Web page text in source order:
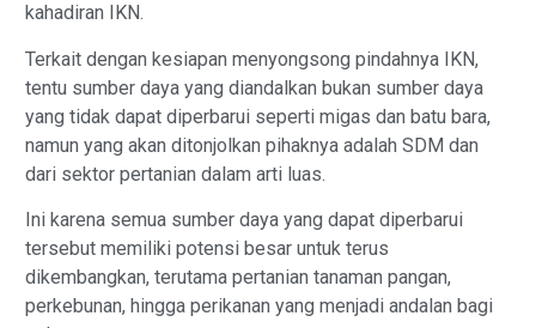
kahadiran IKN.
Terkait dengan kesiapan menyongsong pindahnya IKN,
tentu sumber daya yang diandalkan bukan sumber daya
yang tidak dapat diperbarui seperti migas dan batu bara,
namun yang akan ditonjolkan pihaknya adalah SDM dan
dari sektor pertanian dalam arti luas.
Ini karena semua sumber daya yang dapat diperbarui
tersebut memiliki potensi besar untuk terus
dikembangkan, terutama pertanian tanaman pangan,
perkebunan, hingga perikanan yang menjadi andalan bagi